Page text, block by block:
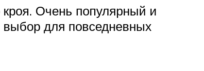
Очень популярный и
для повседневных